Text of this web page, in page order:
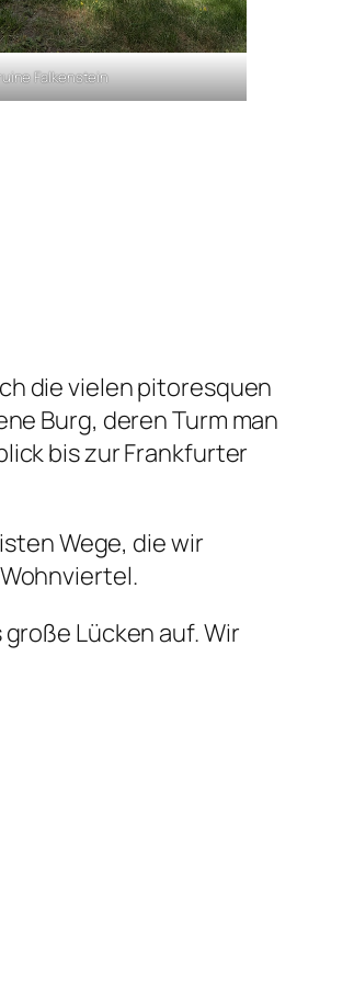
Falkenstein
die vielen pitoresquen
Burg, deren Turm man
bis zur Frankfurter
Wege, die wir
Lücken auf. Wir